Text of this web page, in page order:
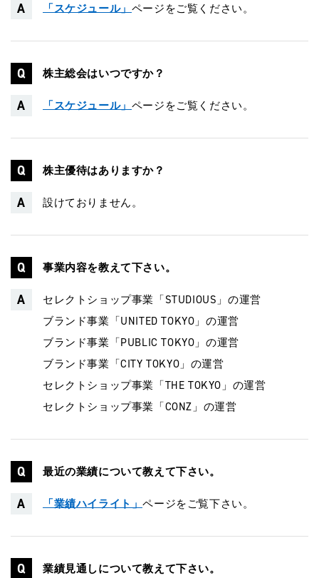
「スケジュール」ページをご覧ください。
株主総会はいつですか？
「スケジュール」ページをご覧ください。
株主優待はありますか？
設けておりません。
事業内容を教えて下さい。
セレクトショップ事業「STUDIOUS」の運営
ブランド事業「UNITED TOKYO」の運営
ブランド事業「PUBLIC TOKYO」の運営
ブランド事業「CITY TOKYO」の運営
セレクトショップ事業「THE TOKYO」の運営
セレクトショップ事業「CONZ」の運営
最近の業績について教えて下さい。
「業績ハイライト」ページをご覧下さい。
業績見通しについて教えて下さい。